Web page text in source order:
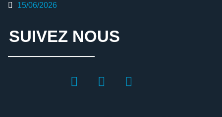
15/06/2026
SUIVEZ NOUS